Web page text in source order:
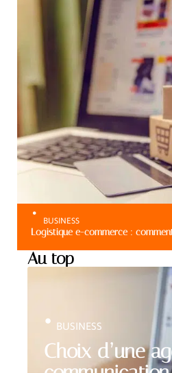
BUSINESS
Logistique e-commerce :
Au top
Choix d’une
BUSINESS